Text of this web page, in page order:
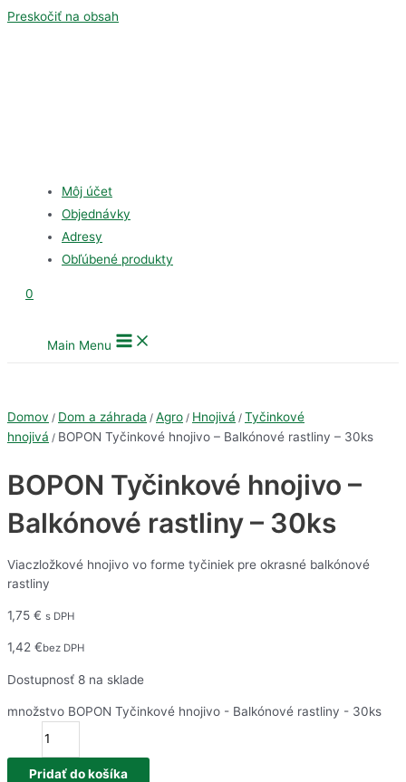
Preskočiť na obsah
Môj účet
Objednávky
Adresy
Obľúbené produkty
0
Main Menu
Domov / Dom a záhrada / Agro / Hnojivá / Tyčinkové
hnojivá / BOPON Tyčinkové hnojivo – Balkónové rastliny – 30ks
BOPON Tyčinkové hnojivo –
Balkónové rastliny – 30ks
Viaczložkové hnojivo vo forme tyčiniek pre okrasné balkónové
rastliny
1,75 € s DPH
1,42 €bez DPH
Dostupnosť 8 na sklade
množstvo BOPON Tyčinkové hnojivo - Balkónové rastliny - 30ks
Pridať do košíka